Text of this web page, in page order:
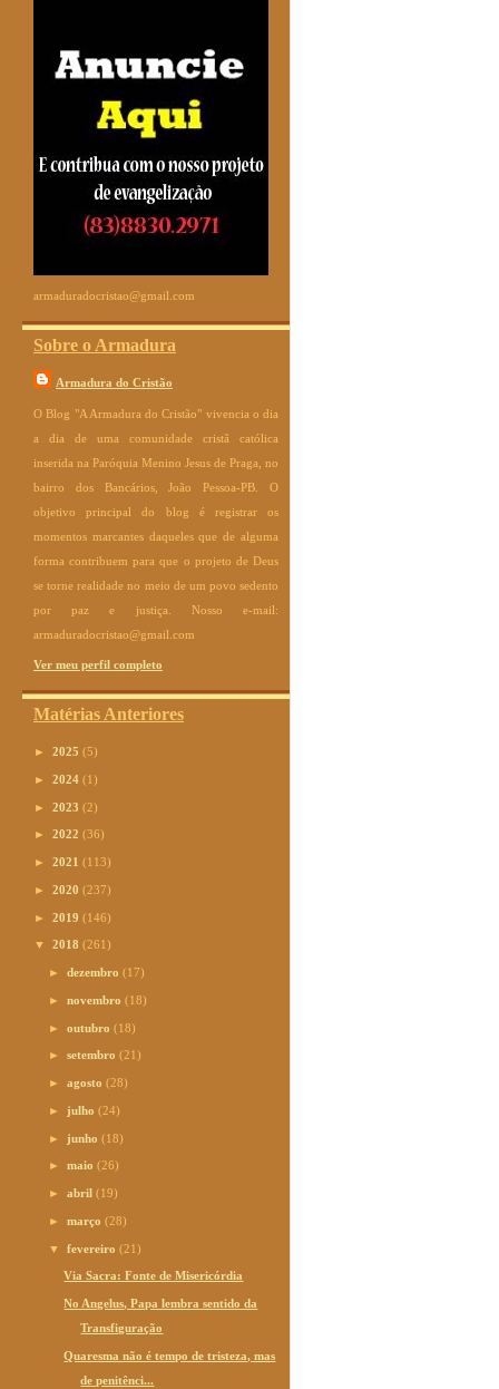
armaduradocristao@gmail.com
Sobre o Armadura
Armadura do Cristão
O Blog "A Armadura do Cristão" vivencia o dia
a dia de uma comunidade cristã católica
inserida na Paróquia Menino Jesus de Praga, no
bairro dos Bancários, João Pessoa-PB. O
objetivo principal do blog é registrar os
momentos marcantes daqueles que de alguma
forma contribuem para que o projeto de Deus
se torne realidade no meio de um povo sedento
por paz e justiça. Nosso e-mail:
armaduradocristao@gmail.com
Ver meu perfil completo
Matérias Anteriores
► 2025 (5)
► 2024 (1)
► 2023 (2)
► 2022 (36)
► 2021 (113)
► 2020 (237)
► 2019 (146)
▼ 2018 (261)
►dezembro(17)
►novembro(18)
►outubro(18)
►setembro(21)
►agosto(28)
► julho(24)
► junho(18)
►maio(26)
►abril(19)
►março(28)
▼fevereiro(21)
Via Sacra: Fonte de Misericórdia
No Angelus, Papa lembra sentido da
Transfiguração
Quaresma não é tempo de tristeza, mas
de penitênci...